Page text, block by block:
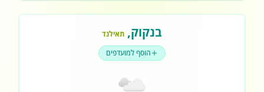
בנקוק, תאילנד
הוסף למועדפים